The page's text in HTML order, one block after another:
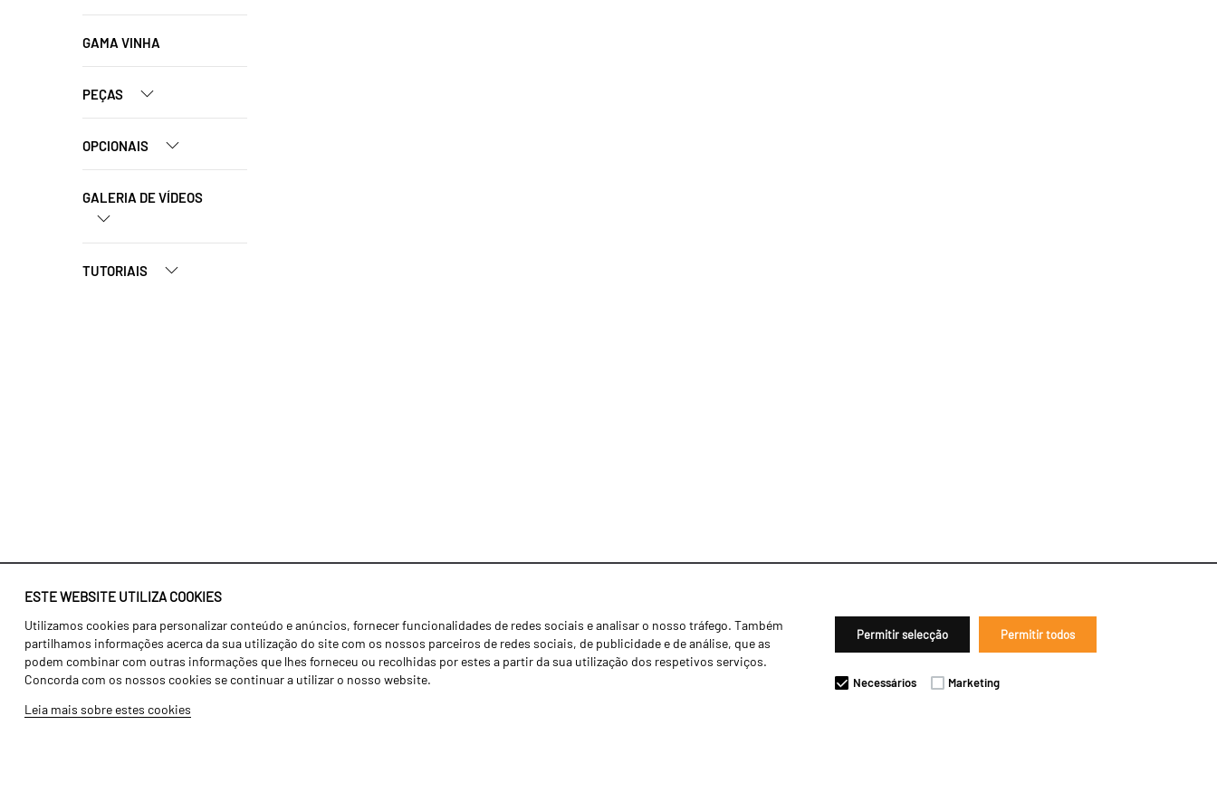
ESTE WEBSITE UTILIZA COOKIES
Utilizamos cookies para personalizar conteúdo e anúncios, fornecer funcionalidades de redes sociais e analisar o nosso tráfego. Também
partilhamos informações acerca da sua utilização do site com os nossos parceiros de redes sociais, de publicidade e de análise, que as
podem combinar com outras informações que lhes forneceu ou recolhidas por estes a partir da sua utilização dos respetivos serviços.
Concorda com os nossos cookies se continuar a utilizar o nosso website.
Leia mais sobre estes cookies
Permitir selecção Permitir todos
Necessários Marketing
GAMA VINHA
PEÇAS
OPCIONAIS
GALERIA DE VÍDEOS
TUTORIAIS
Identidade
História
Fábrica / Produção
Recursos Humanos
Agricultura
Transportes
Gama Floresta
Notícias
Concessionários